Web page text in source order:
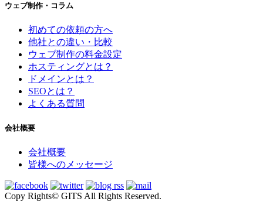
ウェブ制作・コラム
初めての依頼の方へ
他社との違い・比較
ウェブ制作の料金設定
ホスティングとは？
ドメインとは？
SEOとは？
よくある質問
会社概要
会社概要
皆様へのメッセージ
Copy Rights© GITS All Rights Reserved.